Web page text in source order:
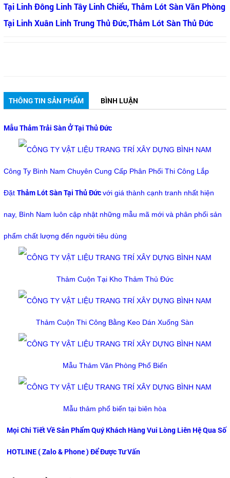
Tại Linh Đông Linh Tây Linh Chiểu, Thảm Lót Sàn Văn Phòng
Tại Linh Xuân Linh Trung Thủ Đức,Thảm Lót Sàn Thủ Đức
THÔNG TIN SẢN PHẨM BÌNH LUẬN
Mẫu Thảm Trải Sàn Ở Tại Thủ Đức
Công Ty Bình Nam Chuyên Cung Cấp Phân Phối Thi Công Lắp
Đặt Thảm Lót Sàn Tại Thủ Đứcvới giá thành cạnh tranh nhất hiện
nay, Bình Nam luôn cập nhật những mẫu mã mới và phân phối sản
phẩm chất lượng đến người tiêu dùng
Thảm Cuộn Tại Kho Thảm Thủ Đức
Thảm Cuộn Thi Công Bằng Keo Dán Xuống Sàn
Mẫu Thảm Văn Phòng Phổ Biến
Mẫu thảm phổ biến tại biên hòa
Mọi Chi Tiết Về Sản Phẩm Quý Khách Hàng Vui Lòng Liên Hệ Qua Số
HOTLINE ( Zalo & Phone ) Để Được Tư Vấn